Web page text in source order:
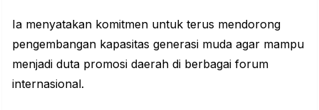
Ia menyatakan komitmen untuk terus mendorong
pengembangan kapasitas generasi muda agar mampu
menjadi duta promosi daerah di berbagai forum
internasional.